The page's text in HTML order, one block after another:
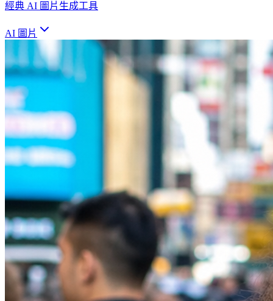
經典 AI 圖片生成工具
AI 圖片